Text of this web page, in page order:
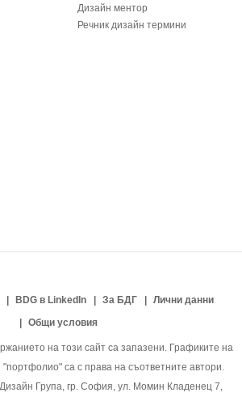
Дизайн ментор
Речник дизайн термини
BDG в LinkedIn За БДГ
Лични данни
Общи условия
на този сайт са запазени. Графиките на
"портфолио" са с права на съответните автори.
Група, гр. София, ул. Момин Кладенец 7,